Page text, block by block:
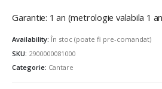
Garantie: 1 an (metrologie valabila 1
Availability: În stoc (poate fi pre-comandat)
SKU: 2900000081000
Categorie: Cantare